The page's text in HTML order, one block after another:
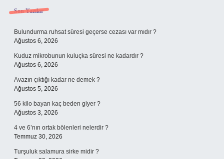
Sidebar
Son Yazılar
Bulundurma ruhsat süresi geçerse cezası var mıdır ?
Ağustos 6, 2026
Kuduz mikrobunun kuluçka süresi ne kadardır ?
Ağustos 6, 2026
Avazın çıktığı kadar ne demek ?
Ağustos 5, 2026
56 kilo bayan kaç beden giyer ?
Ağustos 3, 2026
4 ve 6’nın ortak bölenleri nelerdir ?
Temmuz 30, 2026
Turşuluk salamura sirke midir ?